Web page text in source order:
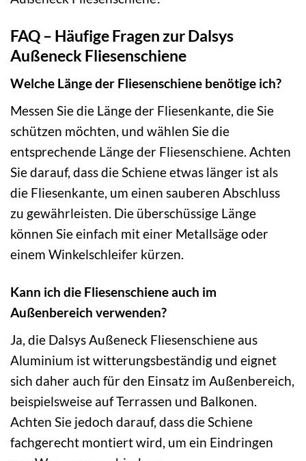
FAQ – Häufige Fragen zur Dalsys
Außeneck Fliesenschiene
Welche Länge der Fliesenschiene benötige ich?
Messen Sie die Länge der Fliesenkante, die Sie
schützen möchten, und wählen Sie die
entsprechende Länge der Fliesenschiene. Achten
Sie darauf, dass die Schiene etwas länger ist als
die Fliesenkante, um einen sauberen Abschluss
zu gewährleisten. Die überschüssige Länge
können Sie einfach mit einer Metallsäge oder
einem Winkelschleifer kürzen.
Kann ich die Fliesenschiene auch im
Außenbereich verwenden?
Ja, die Dalsys Außeneck Fliesenschiene aus
Aluminium ist witterungsbeständig und eignet
sich daher auch für den Einsatz im Außenbereich,
beispielsweise auf Terrassen und Balkonen.
Achten Sie jedoch darauf, dass die Schiene
fachgerecht montiert wird, um ein Eindringen